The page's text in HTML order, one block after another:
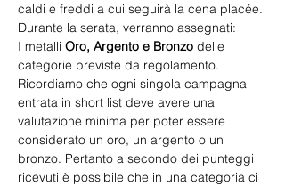
caldi e freddi a cui seguirà la cena placée.
Durante la serata, verranno assegnati:
I metalli Oro, Argento e Bronzo delle
categorie previste da regolamento.
Ricordiamo che ogni singola campagna
entrata in short list deve avere una
valutazione minima per poter essere
considerato un oro, un argento o un
bronzo. Pertanto a secondo dei punteggi
ricevuti è possibile che in una categoria ci